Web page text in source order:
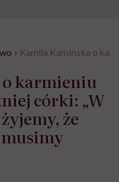
› Kamila Kamińska o
karmieniu
córki: „W
że